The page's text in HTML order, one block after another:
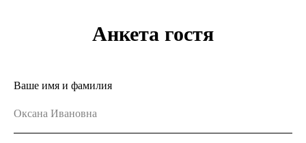
Анкета гостя
Ваше имя и фамилия